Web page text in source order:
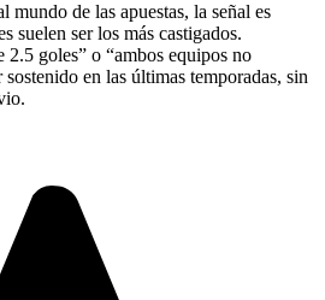
mundo de las apuestas, la señal es
suelen ser los más castigados.
goles” o “ambos equipos no
en las últimas temporadas, sin